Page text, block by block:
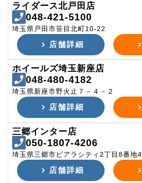
ライダース北戸田店
048-421-5100
埼玉県戸田市笹目北町10-22
店舗詳細
ホイールズ埼玉新座店
048-480-4182
埼玉県新座市野火止７－４－２
店舗詳細
三郷インター店
050-1807-4206
埼玉県三郷市ピアラシティ2丁目8番地4
店舗詳細